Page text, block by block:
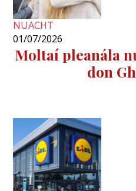
NUACHT
01/07/2026
Moltaí pleanála
don